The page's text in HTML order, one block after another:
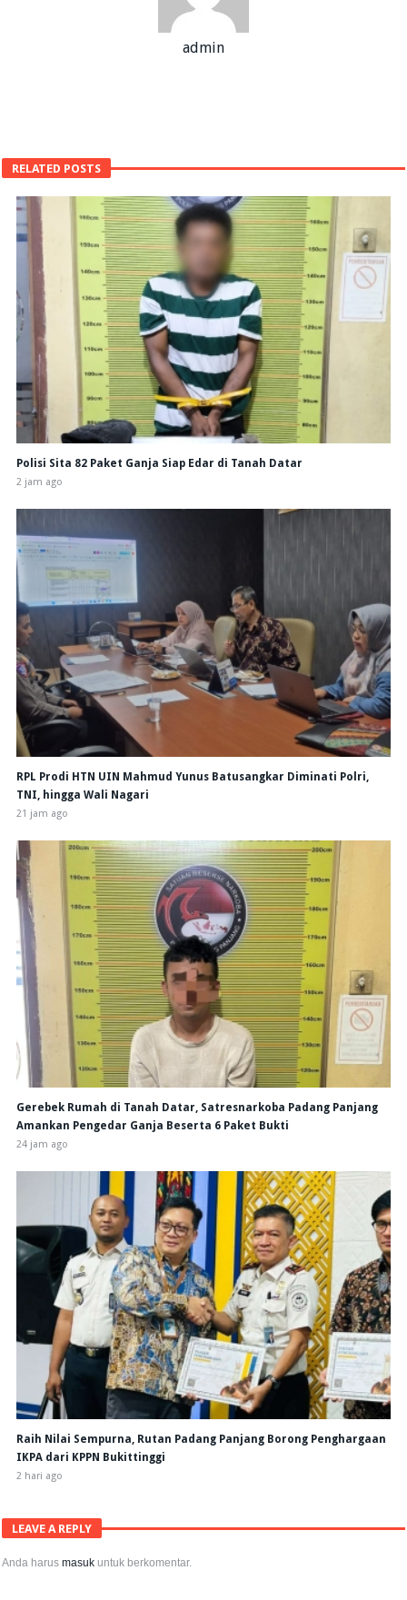
admin
RELATED POSTS
Polisi Sita 82 Paket Ganja Siap Edar di Tanah Datar
2 jam ago
RPL Prodi HTN UIN Mahmud Yunus Batusangkar Diminati Polri,
TNI, hingga Wali Nagari
21 jam ago
Gerebek Rumah di Tanah Datar, Satresnarkoba Padang Panjang
Amankan Pengedar Ganja Beserta 6 Paket Bukti
24 jam ago
Raih Nilai Sempurna, Rutan Padang Panjang Borong Penghargaan
IKPA dari KPPN Bukittinggi
2 hari ago
LEAVE A REPLY
Anda harusmasuk untuk berkomentar.